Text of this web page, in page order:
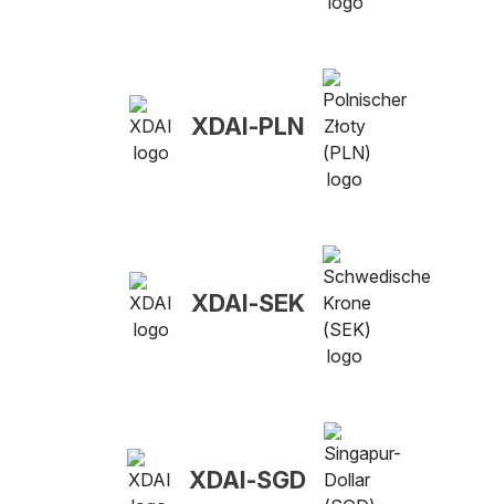
XDAI-PLN
XDAI-SEK
XDAI-SGD